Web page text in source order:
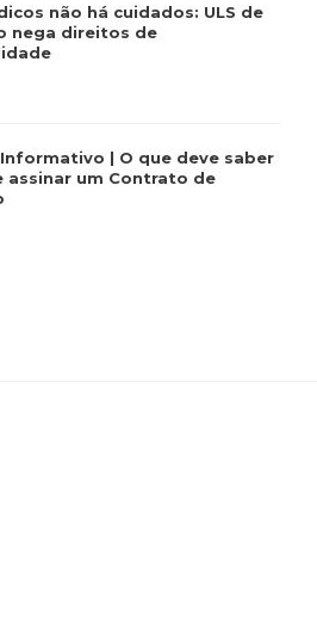
não há cuidados: ULS de
nega direitos de
| O que deve saber
assinar um Contrato de